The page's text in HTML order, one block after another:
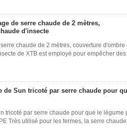
de serre chaude de 2 mètres,
d'insecte
chaude de 2 mètres, couverture d'ombre
de XTB est employé pour empêcher
Sun tricoté par serre chaude pour
tricoté par serre chaude pour que le légume
Très utilisé pour les fermes, la serre